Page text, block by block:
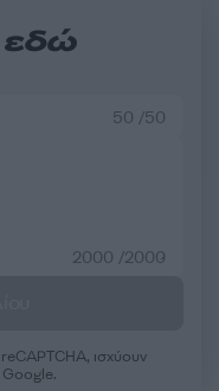
εδώ
50 /50
2000 /2000
ισχύουν
Google.